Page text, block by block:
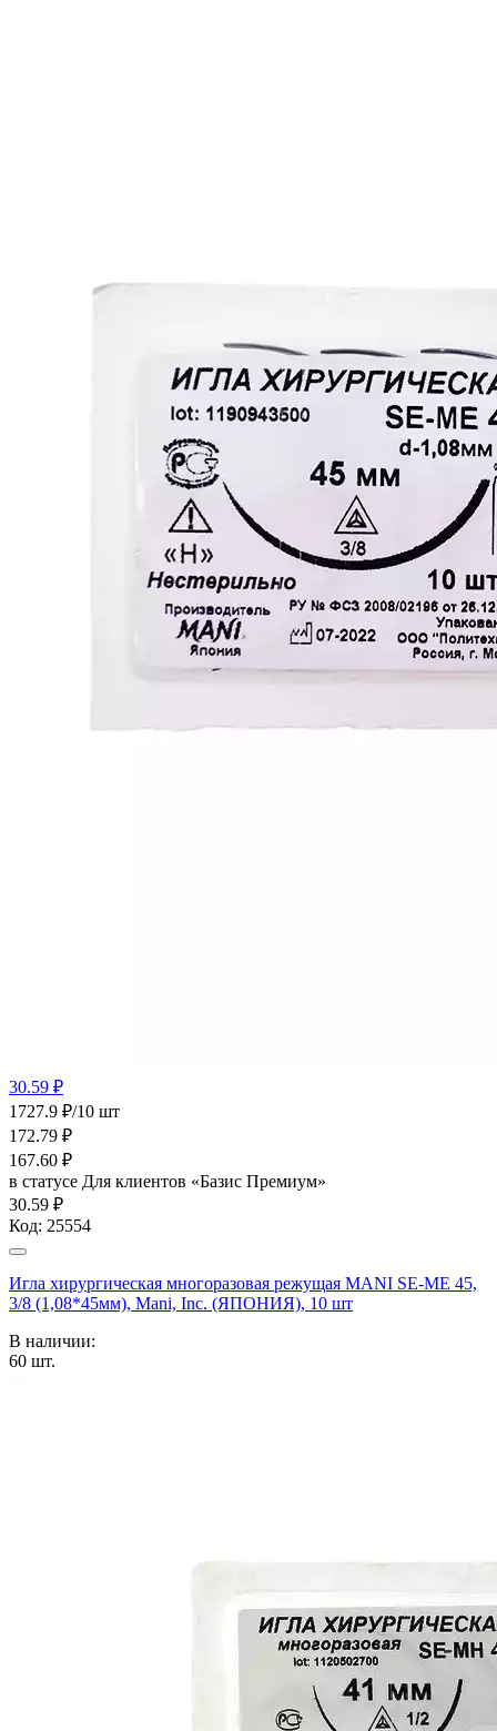
30.59 ₽
1727.9 ₽/10 шт
172.79 ₽
167.60 ₽
в статусе Для клиентов «Базис Премиум»
30.59 ₽
Код: 25554
Игла хирургическая многоразовая режущая MANI SE-MЕ 45,
3/8 (1,08*45мм), Mani, Inc. (ЯПОНИЯ), 10 шт
В наличии:
60 шт.